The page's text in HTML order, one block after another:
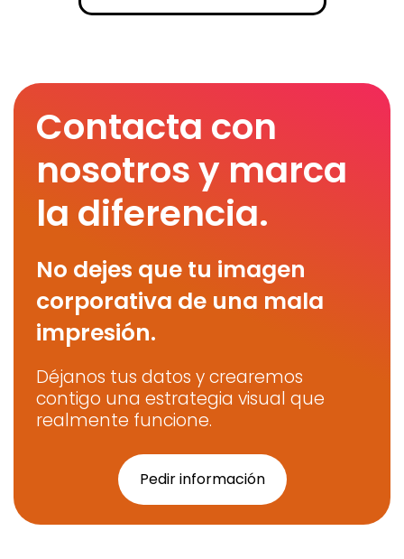
Contacta con
nosotros y marca
la diferencia.
No dejes que tu imagen
corporativa de una mala
impresión.
Déjanos tus datos y crearemos
contigo una estrategia visual que
realmente funcione.
Pedir información